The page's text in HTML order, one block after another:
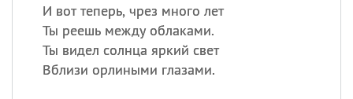
И вот теперь, чрез много лет
Ты реешь между облаками.
Ты видел солнца яркий свет
Вблизи орлиными глазами.